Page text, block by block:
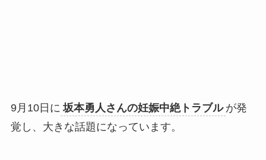
9月10日に 坂本勇人さんの妊娠中絶トラブル が発
覚し、大きな話題になっています。